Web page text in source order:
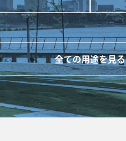
全ての用途を見る